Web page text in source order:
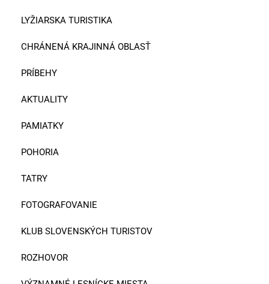
LYŽIARSKA TURISTIKA
CHRÁNENÁ KRAJINNÁ OBLASŤ
PRÍBEHY
AKTUALITY
PAMIATKY
POHORIA
TATRY
FOTOGRAFOVANIE
KLUB SLOVENSKÝCH TURISTOV
ROZHOVOR